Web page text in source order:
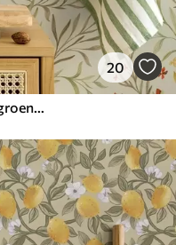
20
Gele en rode bloemen op een lichtgroene achtergrond